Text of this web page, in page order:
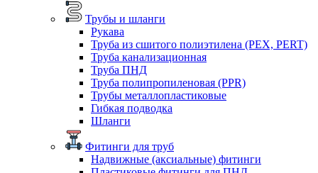
Трубы и шланги
Рукава
Труба из сшитого полиэтилена (PEX, PERT)
Труба канализационная
Труба ПНД
Труба полипропиленовая (PPR)
Трубы металлопластиковые
Гибкая подводка
Шланги
Фитинги для труб
Надвижные (аксиальные) фитинги